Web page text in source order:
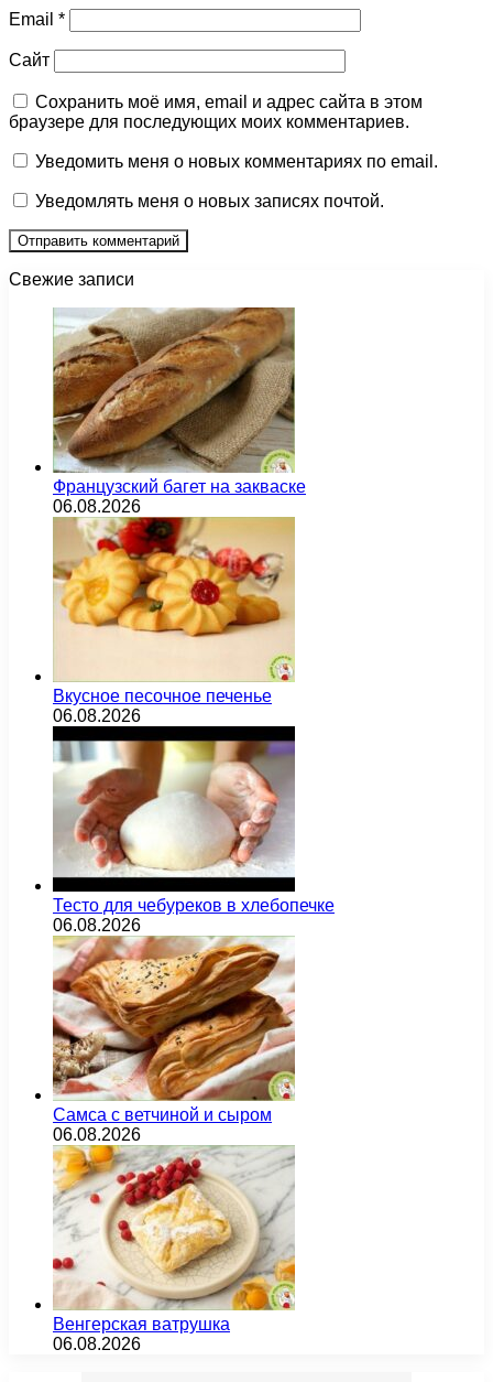
Email *
Сайт
Сохранить моё имя, email и адрес сайта в этом
браузере для последующих моих комментариев.
Уведомить меня о новых комментариях по email.
Уведомлять меня о новых записях почтой.
Свежие записи
Французский багет на закваске
06.08.2026
Вкусное песочное печенье
06.08.2026
Тесто для чебуреков в хлебопечке
06.08.2026
Самса с ветчиной и сыром
06.08.2026
Венгерская ватрушка
06.08.2026